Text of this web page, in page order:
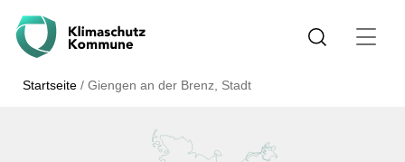
Startseite /Giengen an der Brenz, Stadt